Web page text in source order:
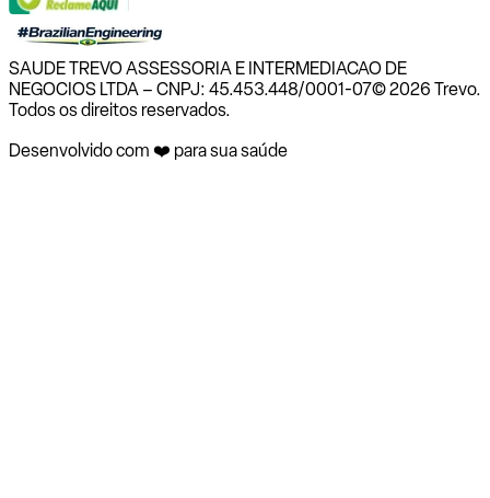
SAUDE TREVO ASSESSORIA E INTERMEDIACAO DE
NEGOCIOS LTDA – CNPJ: 45.453.448/0001-07© 2026 Trevo.
Todos os direitos reservados.
Desenvolvido com ❤️ para sua saúde